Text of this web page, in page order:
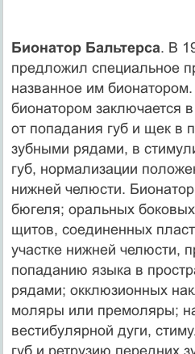
Бионатор Бальтерса. В
предложил специальное
названное им
бионатором заключается
от попадания губ и щек в
зубными рядами, в
губ, нормализации
нижней челюсти. Бионатор
бюгеля; оральных
щитов, соединенных
участке нижней челюсти,
попаданию языка в
рядами; окклюзионных
моляры или премоляры;
вестибулярной дуги,
губ и ретрузию передних